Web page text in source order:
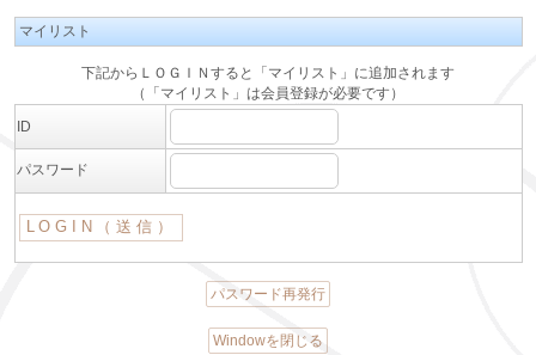
マイリスト
下記からＬＯＧＩＮすると「マイリスト」に追加されます
（「マイリスト」は会員登録が必要です）
ID
パスワード
パスワード再発行
Windowを閉じる